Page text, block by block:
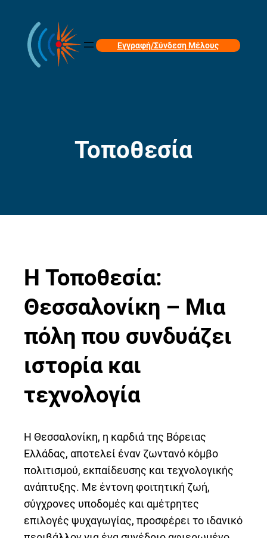
Εγγραφή/Σύνδεση Μέλους
Τοποθεσία
Η Τοποθεσία:
Θεσσαλονίκη – Μια
πόλη που συνδυάζει
ιστορία και
τεχνολογία
Η Θεσσαλονίκη, η καρδιά της Βόρειας
Ελλάδας, αποτελεί έναν ζωντανό κόμβο
πολιτισμού, εκπαίδευσης και τεχνολογικής
ανάπτυξης. Με έντονη φοιτητική ζωή,
σύγχρονες υποδομές και αμέτρητες
επιλογές ψυχαγωγίας, προσφέρει το ιδανικό